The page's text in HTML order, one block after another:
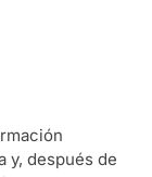
y, después de